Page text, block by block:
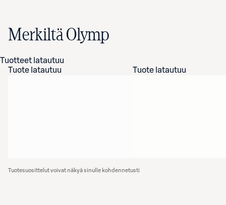
Merkiltä Olymp
Tuotteet latautuu
Tuote latautuu
Tuote latautuu
Tuotesuosittelut voivat näkyä sinulle kohdennetusti